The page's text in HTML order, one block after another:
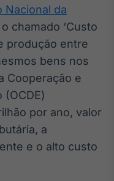
Nacional da
chamado ‘Custo
produção entre
bens nos
Cooperação e
por ano, valor
a
e o alto custo